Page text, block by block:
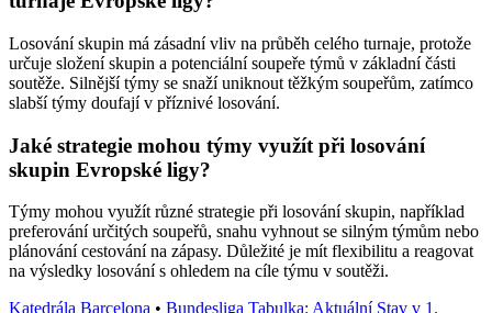
Losování skupin má zásadní vliv na průběh celého turnaje, protože
určuje složení skupin a potenciální soupeře týmů v základní části
soutěže. Silnější týmy se snaží uniknout těžkým soupeřům, zatímco
slabší týmy doufají v příznivé losování.
Jaké strategie mohou týmy využít při losování
skupin Evropské ligy?
Týmy mohou využít různé strategie při losování skupin, například
preferování určitých soupeřů, snahu vyhnout se silným týmům nebo
plánování cestování na zápasy. Důležité je mít flexibilitu a reagovat
na výsledky losování s ohledem na cíle týmu v soutěži.
Katedrála Barcelona • Bundesliga Tabulka: Aktuální Stav v 1.